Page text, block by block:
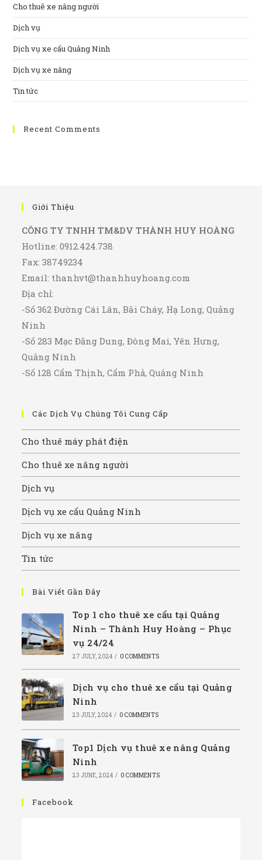
Cho thuê xe nâng người
Dịch vụ
Dịch vụ xe cẩu Quảng Ninh
Dịch vụ xe nâng
Tin tức
Recent Comments
Giới Thiệu
CÔNG TY TNHH TM&DV THÀNH HUY HOÀNG
Hotline: 0912.424.738
Fax: 38749234
Email: thanhvt@thanhhuyhoang.com
Địa chỉ:
-Số 362 Đường Cái Lân, Bãi Cháy, Hạ Long, Quảng
Ninh
-Số 283 Mạc Đăng Dung, Đông Mai, Yên Hưng,
Quảng Ninh
-Số 128 Cẩm Thịnh, Cẩm Phả, Quảng Ninh
Các Dịch Vụ Chúng Tôi Cung Cấp
Cho thuê máy phát điện
Cho thuê xe nâng người
Dịch vụ
Dịch vụ xe cẩu Quảng Ninh
Dịch vụ xe nâng
Tin tức
Bài Viết Gần Đây
Top 1 cho thuê xe cẩu tại Quảng
Ninh – Thành Huy Hoàng – Phục
vụ 24/24
27 JULY, 2024 / 0 COMMENTS
Dịch vụ cho thuê xe cẩu tại Quảng
Ninh
23 JULY, 2024 / 0 COMMENTS
Top1 Dịch vụ thuê xe nâng Quảng
Ninh
23 JUNE, 2024 / 0 COMMENTS
Facebook